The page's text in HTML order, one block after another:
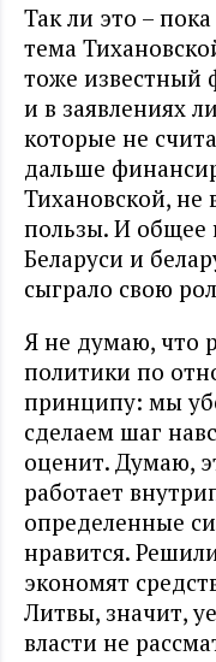
Так ли это –
тема
тоже известный
и в заявлениях
которые не
дальше
Тихановской, не
пользы. И общее
Беларуси и
сыграло свою
Я не думаю, что
политики по
принципу: мы
сделаем шаг
оценит. Думаю,
работает
определенные
нравится.
экономят
Литвы, значит,
власти не